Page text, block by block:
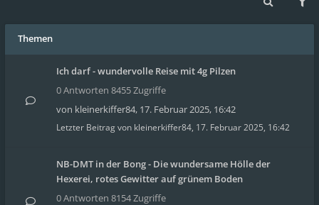
Themen
Ich darf - wundervolle Reise mit 4g Pilzen
0 Antworten 8455 Zugriffe
von kleinerkiffer84, 17. Februar 2025, 16:42
Letzter Beitrag von kleinerkiffer84, 17. Februar 2025, 16:42
NB-DMT in der Bong - Die wundersame Hölle der
Hexerei, rotes Gewitter auf grünem Boden
0 Antworten 8154 Zugriffe